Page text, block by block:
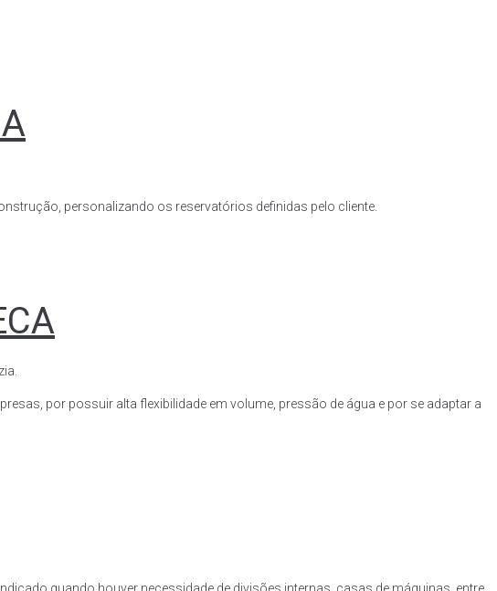
personalizando os reservatórios definidas pelo cliente.
por possuir alta flexibilidade em volume, pressão de água e por se adaptar a